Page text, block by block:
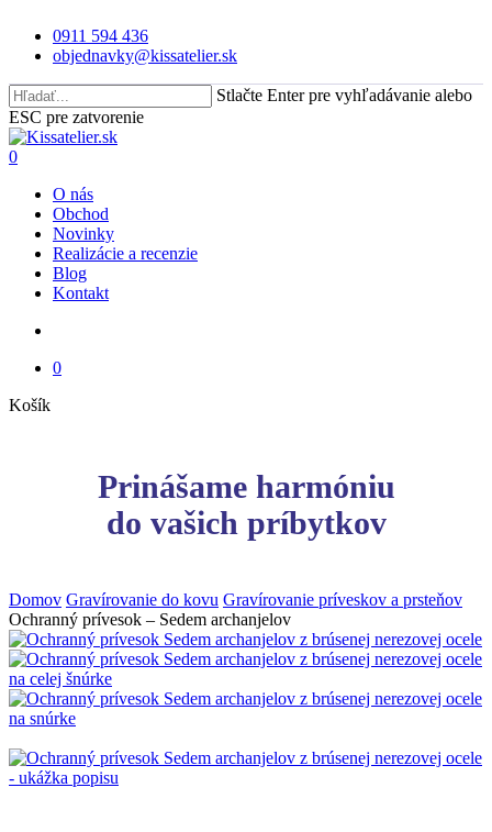
main
0911 594 436
objednavky@kissatelier.sk
Stlačte Enter pre vyhľadávanie alebo
ESC pre zatvorenie
Close
Search
search
0
O nás
Obchod
Novinky
Realizácie a recenzie
Blog
Kontakt
0
KošíkClose
Prinášame harmóniu
do vašich príbytkov
Domov Gravírovanie do kovu Gravírovanie príveskov a prsteňov
Ochranný prívesok – Sedem archanjelov